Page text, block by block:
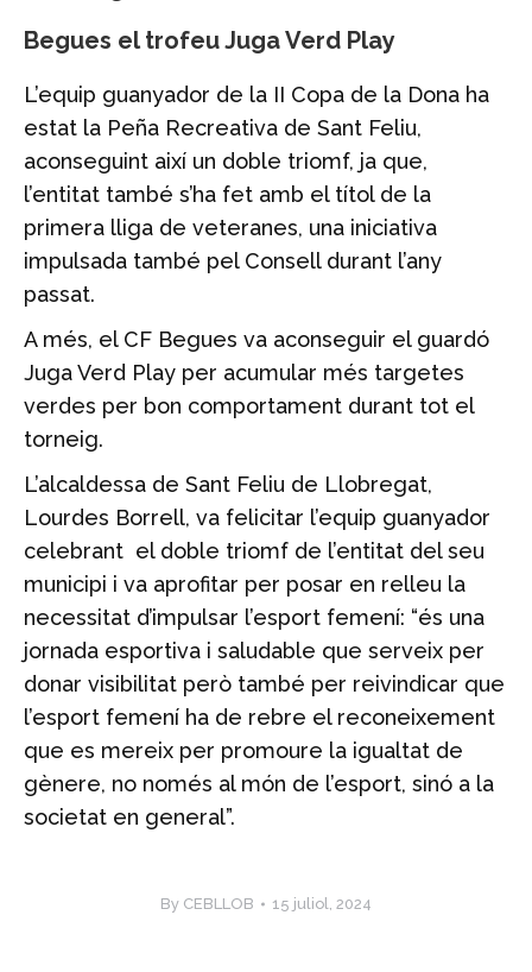
Begues el trofeu Juga Verd Play
L’equip guanyador de la II Copa de la Dona ha
estat la Peña Recreativa de Sant Feliu,
aconseguint així un doble triomf, ja que,
l’entitat també s’ha fet amb el títol de la
primera lliga de veteranes, una iniciativa
impulsada també pel Consell durant l’any
passat.
A més, el CF Begues va aconseguir el guardó
Juga Verd Play per acumular més targetes
verdes per bon comportament durant tot el
torneig.
L’alcaldessa de Sant Feliu de Llobregat,
Lourdes Borrell, va felicitar l’equip guanyador
celebrant el doble triomf de l’entitat del seu
municipi i va aprofitar per posar en relleu la
necessitat d’impulsar l’esport femení: “és una
jornada esportiva i saludable que serveix per
donar visibilitat però també per reivindicar que
l’esport femení ha de rebre el reconeixement
que es mereix per promoure la igualtat de
gènere, no només al món de l’esport, sinó a la
societat en general”.
By CEBLLOB 15 juliol, 2024